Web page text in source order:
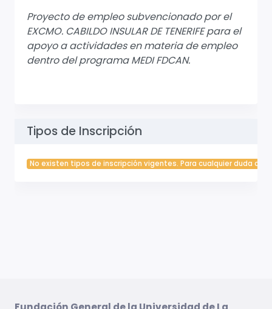
Proyecto de empleo subvencionado por el
EXCMO. CABILDO INSULAR DE TENERIFE para el
apoyo a actividades en materia de empleo
dentro del programa MEDI FDCAN.
Tipos de Inscripción
No existen tipos de inscripción vigentes. Para cualquier duda